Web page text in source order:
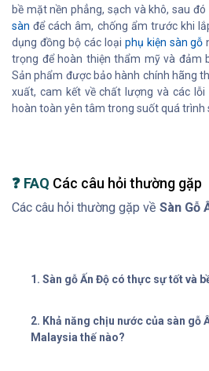
bề mặt nền phẳng, sạch và khô, sau
sàn để cách âm, chống ẩm trước khi
dụng đồng bộ các loại phụ kiện sàn gỗ
trọng để hoàn thiện thẩm mỹ và đảm
Sản phẩm được bảo hành chính hãng
xuất, cam kết về chất lượng và các
hoàn toàn yên tâm trong suốt quá trình
❓ FAQ Các câu hỏi thường gặp
Các câu hỏi thường gặp về Sàn Gỗ
1. Sàn gỗ Ấn Độ có thực sự tốt và
2. Khả năng chịu nước của sàn gỗ
Malaysia thế nào?